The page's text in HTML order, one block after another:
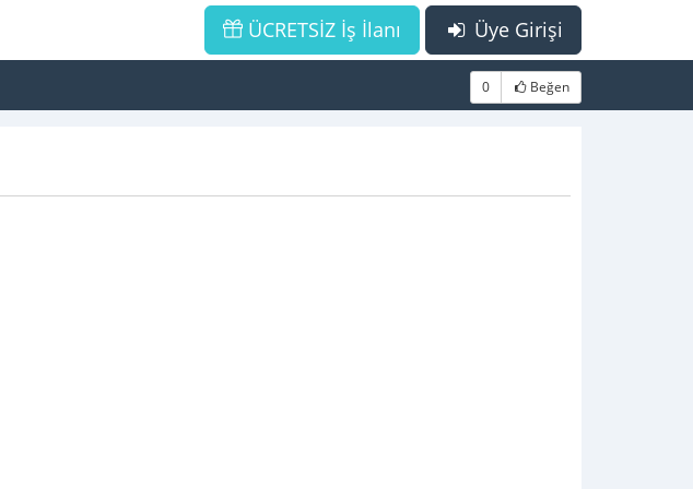
Üye Girişi
ÜCRETSİZ İş İlanı
0 Beğen